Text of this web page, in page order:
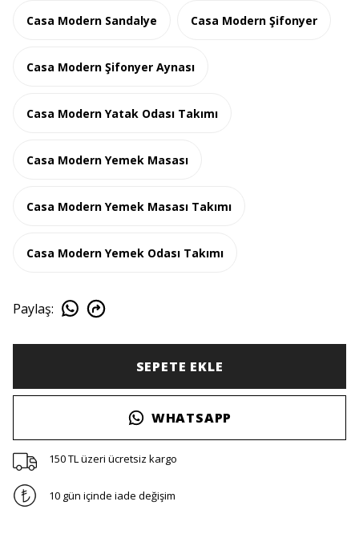
Casa Modern Sandalye Casa Modern Şifonyer
Casa Modern Şifonyer Aynası
Casa Modern Yatak Odası Takımı
Casa Modern Yemek Masası
Casa Modern Yemek Masası Takımı
Casa Modern Yemek Odası Takımı
Paylaş:
SEPETE EKLE
WHATSAPP
150 TL üzeri ücretsiz kargo
10 gün içinde iade değişim